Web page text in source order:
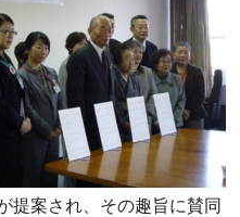
提案され、その趣旨に賛同